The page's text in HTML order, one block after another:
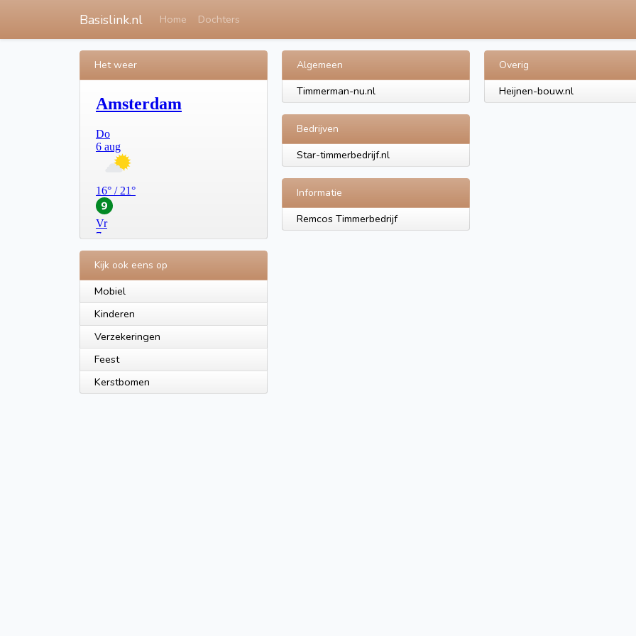
Basislink.nl Home Dochters
Het weer
Kijk ook eens op
Mobiel
Kinderen
Verzekeringen
Feest
Kerstbomen
Algemeen
Timmerman-nu.nl
Bedrijven
Star-timmerbedrijf.nl
Informatie
Remcos Timmerbedrijf
Overig
Heijnen-bouw.nl